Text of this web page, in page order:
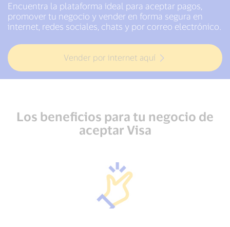
Encuentra la plataforma ideal para aceptar pagos,
promover tu negocio y vender en forma segura en
internet, redes sociales, chats y por correo electrónico.
Vender por internet aquí
Los beneficios para tu negocio de
aceptar Visa